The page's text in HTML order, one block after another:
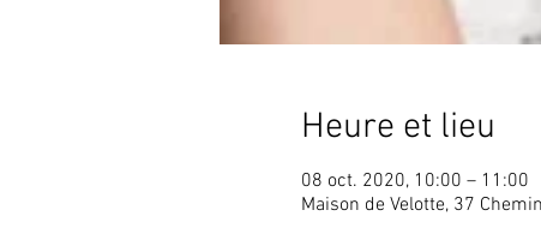
Heure et lieu
08 oct. 2020, 10:00 – 11:00
Maison de Velotte, 37